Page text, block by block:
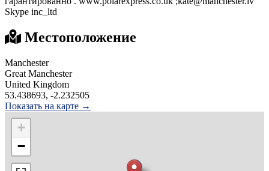
Skype inc_ltd
Местоположение
Manchester
Great Manchester
United Kingdom
53.438693, -2.232505
Показать на карте →
+
−